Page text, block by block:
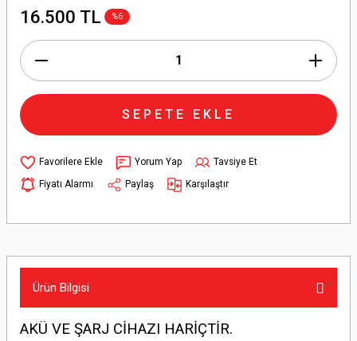
16.500 TL %6
SEPETE EKLE
Yorum Yap
Tavsiye Et
Fiyatı Alarmı
Paylaş Karşılaştır
Ürün Bilgisi
AKÜ VE ŞARJ CİHAZI HARİÇTİR.